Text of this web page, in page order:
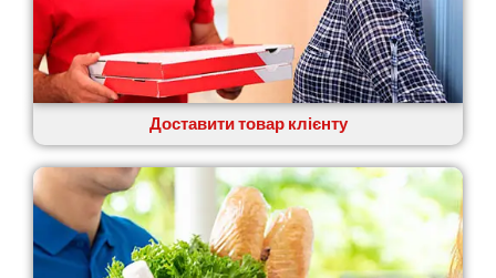
Доставити товар клієнту